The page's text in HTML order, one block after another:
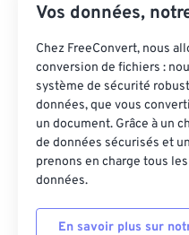
Vos données,
Chez FreeConvert, nous
conversion de fichiers :
système de sécurité
données, que vous
un document. Grâce à un
de données sécurisés et
prenons en charge tous
données.
En savoir plus sur